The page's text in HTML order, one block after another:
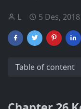
L 5 Des, 2018
Table of content